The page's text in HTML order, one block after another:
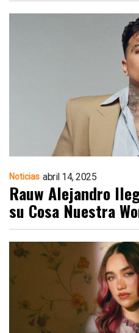
Noticias abril 14, 2025
Rauw Alejandro
su Cosa Nuestra